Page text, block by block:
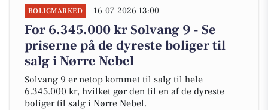
BOLIGMARKED 16-07-2026 13:00
For 6.345.000 kr Solvang 9 - Se
priserne på de dyreste boliger til
salg i Nørre Nebel
Solvang 9 er netop kommet til salg til hele
6.345.000 kr, hvilket gør den til en af de dyreste
boliger til salg i Nørre Nebel.